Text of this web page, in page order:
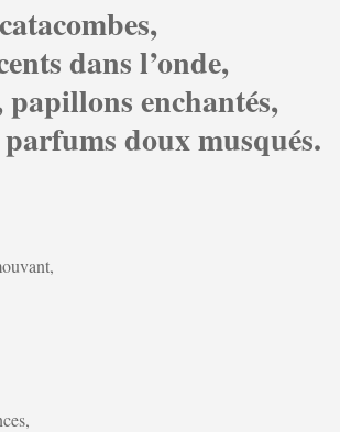
dans l’onde,
enchantés,
doux musqués.